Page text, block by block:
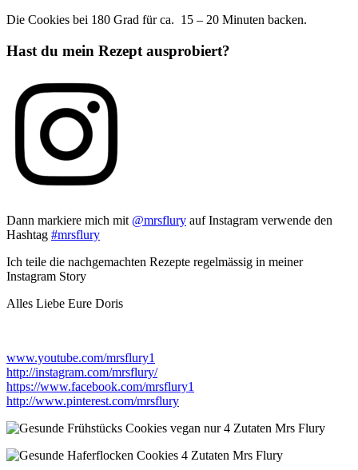
Die Cookies bei 180 Grad für ca. 15 – 20 Minuten backen.
Hast du mein Rezept ausprobiert?
Dann markiere mich mit @mrsflury auf Instagram verwende den
Hashtag #mrsflury
Ich teile die nachgemachten Rezepte regelmässig in meiner
Instagram Story
Alles Liebe Eure Doris
www.youtube.com/mrsflury1
http://instagram.com/mrsflury/
https://www.facebook.com/mrsflury1
http://www.pinterest.com/mrsflury